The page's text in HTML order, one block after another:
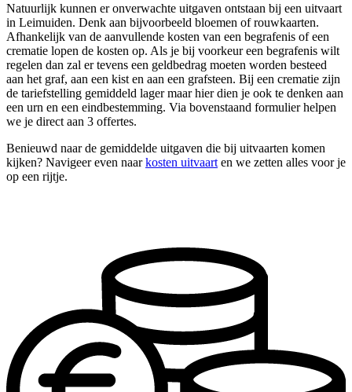
Natuurlijk kunnen er onverwachte uitgaven ontstaan bij een uitvaart
in Leimuiden. Denk aan bijvoorbeeld bloemen of rouwkaarten.
Afhankelijk van de aanvullende kosten van een begrafenis of een
crematie lopen de kosten op. Als je bij voorkeur een begrafenis wilt
regelen dan zal er tevens een geldbedrag moeten worden besteed
aan het graf, aan een kist en aan een grafsteen. Bij een crematie zijn
de tariefstelling gemiddeld lager maar hier dien je ook te denken aan
een urn en een eindbestemming. Via bovenstaand formulier helpen
we je direct aan 3 offertes.
Benieuwd naar de gemiddelde uitgaven die bij uitvaarten komen
kijken? Navigeer even naarkosten uitvaart en we zetten alles voor je
op een rijtje.